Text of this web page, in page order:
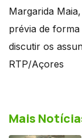
Margarida
prévia de
discutir os
RTP/Açores
Mais